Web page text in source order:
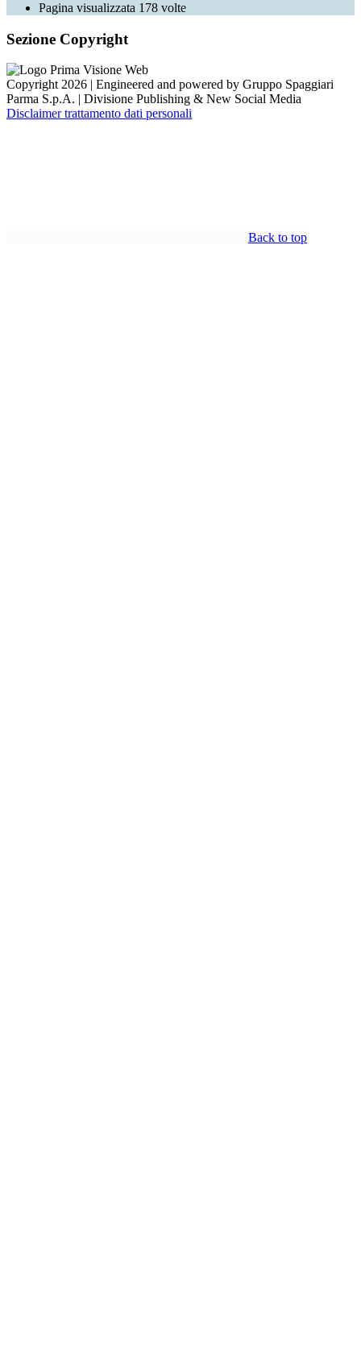
Pagina visualizzata 178 volte
Sezione Copyright
Copyright 2026 | Engineered and powered by Gruppo Spaggiari
Parma S.p.A. | Divisione Publishing & New Social Media
Disclaimer trattamento dati personali
Back to top